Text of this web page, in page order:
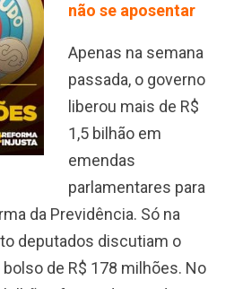
não se aposentar
Apenas na semana
passada, o governo
liberou mais de R$
1,5 bilhão em
emendas
parlamentares para
da Previdência. Só na
deputados discutiam o
de R$ 178 milhões. No